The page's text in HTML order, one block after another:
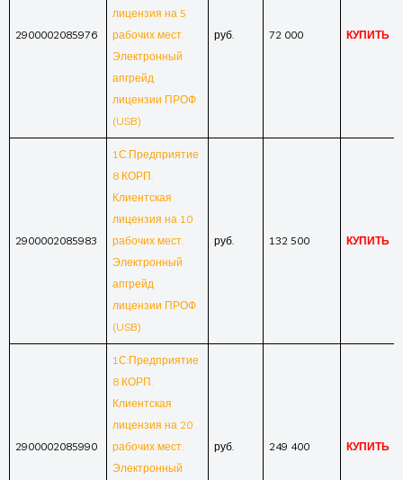
2900002085976
лицензия на 5
рабочих мест.
Электронный
апгрейд
лицензии ПРОФ
(USB)
руб. 72 000 КУПИТЬ
2900002085983
1С:Предприятие
8 КОРП.
Клиентская
лицензия на 10
рабочих мест.
Электронный
апгрейд
лицензии ПРОФ
(USB)
руб. 132 500 КУПИТЬ
2900002085990
1С:Предприятие
8 КОРП.
Клиентская
лицензия на 20
рабочих мест.
Электронный
руб. 249 400 КУПИТЬ